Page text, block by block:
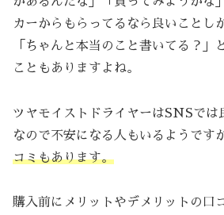
カーからもらってるなら良いことし
「ちゃんと本当のこと書いてる？」
こともありますよね。
ツヤモイストドライヤーはSNSでは
なので不安になる人もいるようです
コミもあります。
購入前にメリットやデメリットの口